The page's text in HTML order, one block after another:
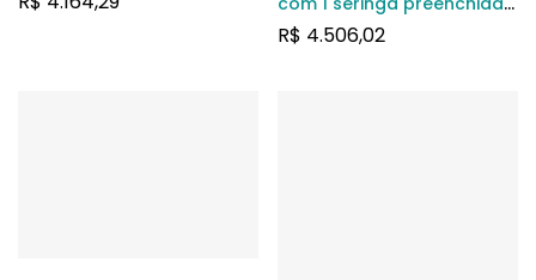
com 1mL de solução de
R$ 4.506,02